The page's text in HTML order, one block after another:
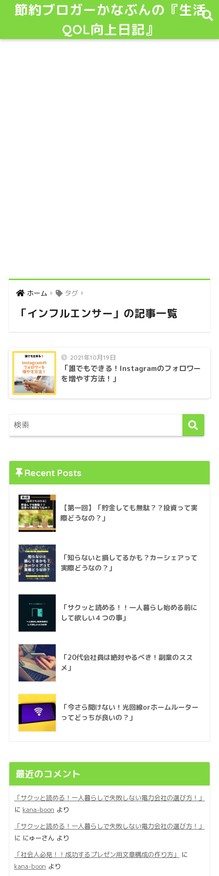
節約ブロガーかなぶんの『生活
QOL向上日記』
ホーム タグ
「インフルエンサー」の記事一覧
2021年10月19日
「誰でもできる！Instagramのフォロワー
を増やす方法！」
Recent Posts
【第一回】「貯金しても無駄？？投資って実
際どうなの？」
「知らないと損してるかも？カーシェアって
実際どうなの？」
「サクッと読める！！一人暮らし始める前に
して欲しい４つの事」
「20代会社員は絶対やるべき！副業のスス
メ」
「今さら聞けない！光回線orホームルーター
ってどっちが良いの？」
最近のコメント
「サクッと読める！一人暮らしで失敗しない電力会社の選び方！」
に kana-boon より
「サクッと読める！一人暮らしで失敗しない電力会社の選び方！」
に にゅーさんより
「社会人必見！！成功するプレゼン用文章構成の作り方」
に
kana-boon より